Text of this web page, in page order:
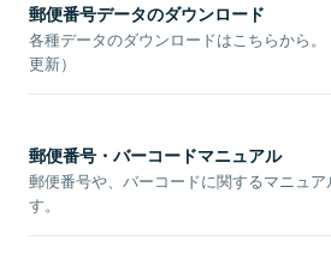
郵便番号データのダウンロード
各種データのダウンロードはこちらから。
更新）
郵便番号・バーコードマニュアル
郵便番号や、バーコードに関するマニュア
す。